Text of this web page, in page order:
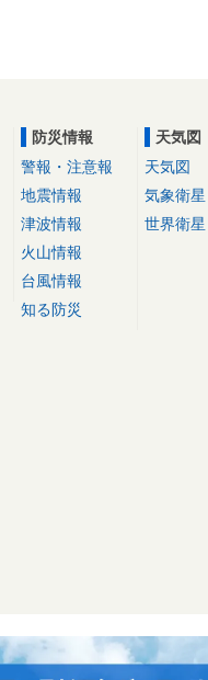
防災情報
警報・注意報
地震情報
津波情報
火山情報
台風情報
知る防災
天気図
天気図
気象衛星
世界衛星